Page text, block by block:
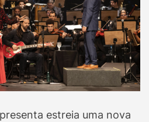
estreia uma nova